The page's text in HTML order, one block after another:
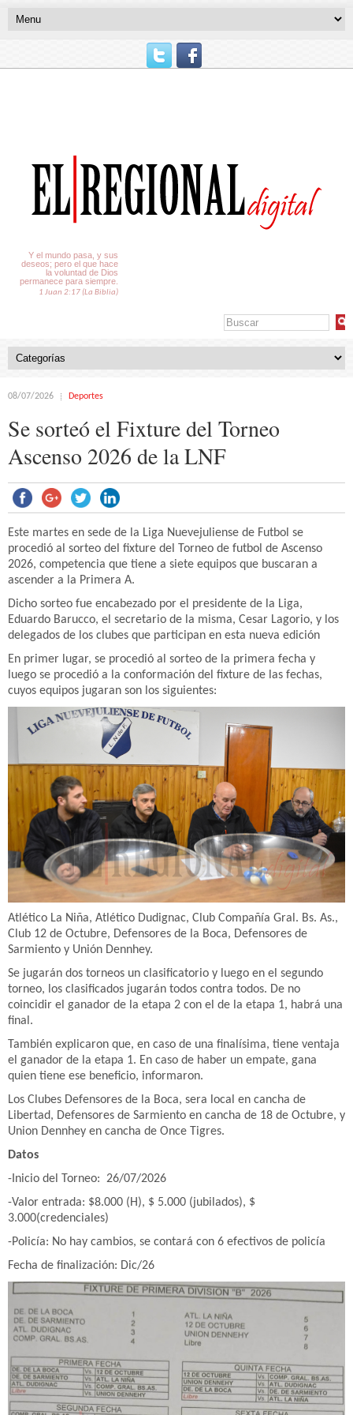
Y el mundo pasa, y sus
deseos; pero el que hace
la voluntad de Dios
permanece para siempre.
1 Juan 2:17 (La Biblia)
08/07/2026 Deportes
Se sorteó el Fixture del Torneo
Ascenso 2026 de la LNF
Este martes en sede de la Liga Nuevejuliense de Futbol se
procedió al sorteo del fixture del Torneo de futbol de Ascenso
2026, competencia que tiene a siete equipos que buscaran a
ascender a la Primera A.
Dicho sorteo fue encabezado por el presidente de la Liga,
Eduardo Barucco, el secretario de la misma, Cesar Lagorio, y los
delegados de los clubes que participan en esta nueva edición
En primer lugar, se procedió al sorteo de la primera fecha y
luego se procedió a la conformación del fixture de las fechas,
cuyos equipos jugaran son los siguientes:
Atlético La Niña, Atlético Dudignac, Club Compañía Gral. Bs. As.,
Club 12 de Octubre, Defensores de la Boca, Defensores de
Sarmiento y Unión Dennhey.
Se jugarán dos torneos un clasificatorio y luego en el segundo
torneo, los clasificados jugarán todos contra todos. De no
coincidir el ganador de la etapa 2 con el de la etapa 1, habrá una
final.
También explicaron que, en caso de una finalísima, tiene ventaja
el ganador de la etapa 1. En caso de haber un empate, gana
quien tiene ese beneficio, informaron.
Los Clubes Defensores de la Boca, sera local en cancha de
Libertad, Defensores de Sarmiento en cancha de 18 de Octubre, y
Union Dennhey en cancha de Once Tigres.
Datos
-Inicio del Torneo: 26/07/2026
-Valor entrada: $8.000 (H), $ 5.000 (jubilados), $
3.000(credenciales)
-Policía: No hay cambios, se contará con 6 efectivos de policía
Fecha de finalización: Dic/26